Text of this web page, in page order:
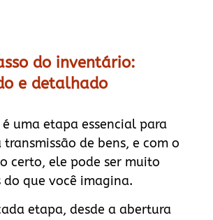
do inventário:
e detalhado
uma etapa essencial para
de bens, e com o
certo, ele pode ser muito
do que você imagina.
etapa, desde a abertura